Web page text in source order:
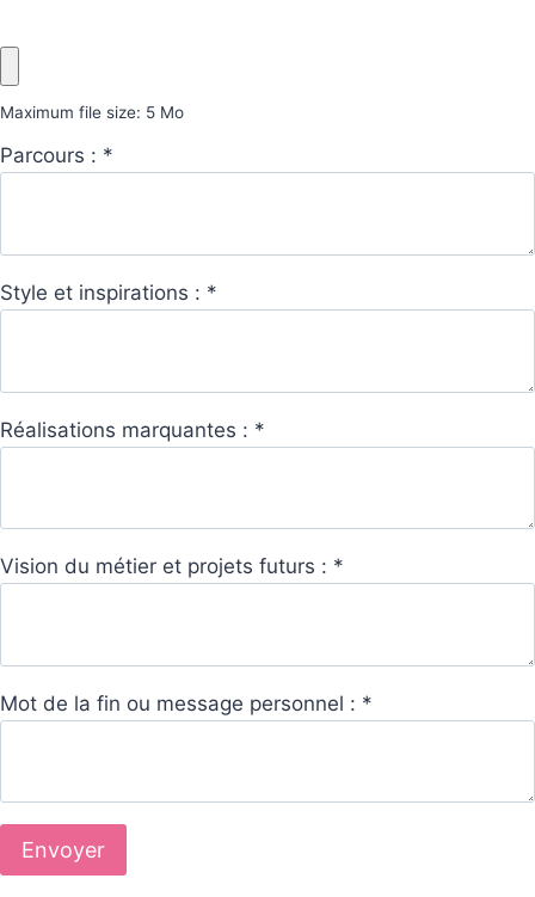
Maximum file size: 5 Mo
Parcours : *
Style et inspirations : *
Réalisations marquantes : *
Vision du métier et projets futurs : *
Mot de la fin ou message personnel : *
Envoyer